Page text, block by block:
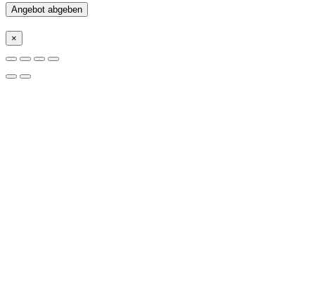
×